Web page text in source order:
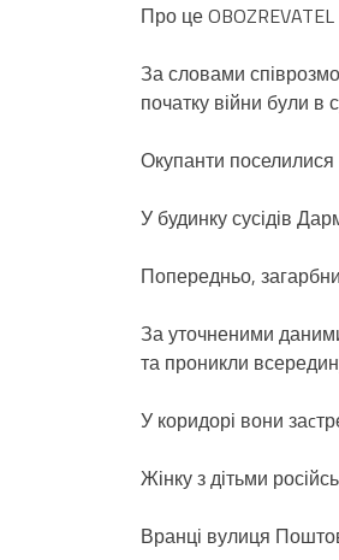
Про це
За словами
початку війни були в
Окупанти поселилися
У будинку сусідів
Попередньо,
За уточненими
та проникли
У коридорі вони
Жінку з дітьми
Вранці вулиця